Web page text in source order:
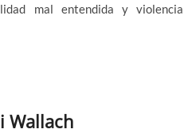
mal entendida y violencia
Wallach